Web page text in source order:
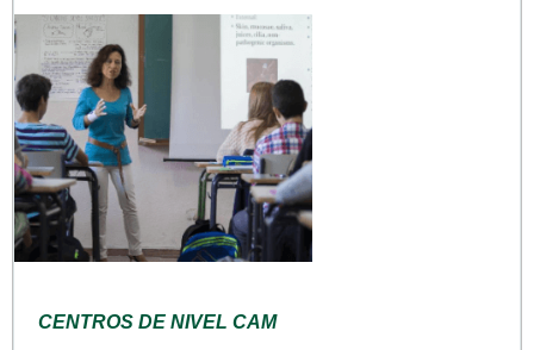
CENTROS DE NIVEL CAM